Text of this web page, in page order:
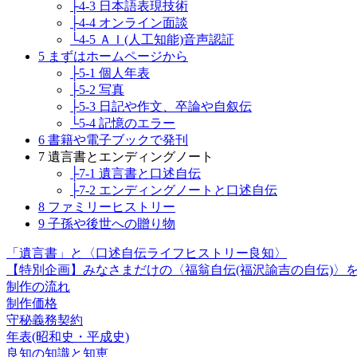
├4-3 日本語表現技術
├4-4 オンライン面談
└4-5 ＡＩ(人工知能)音声認証
5 まずはホームページから
├5-1 個人年表
├5-2 写真
├5-3 日記や作文、卒論や自叙伝
└5-4 記憶のエラー
6 書籍や電子ブックで発刊
7 遺言書とエンディングノート
├7-1 遺言書と口述自伝
├7-2 エンディングノートと口述自伝
8 ファミリーヒストリー
9 子孫や後世への贈り物
「遺言書」と〈口述自伝ライフヒストリー良知〉
【特別企画】みなさまだけの〈福翁自伝(福沢諭吉の自伝)〉
制作の流れ
制作価格
守秘義務契約
年表(昭和史・平成史)
良知の知識と知恵